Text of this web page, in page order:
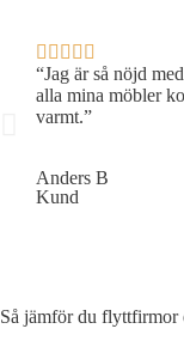
“Jag är så nöjd
alla mina möbler
varmt.”
Anders B
Kund
Så jämför du